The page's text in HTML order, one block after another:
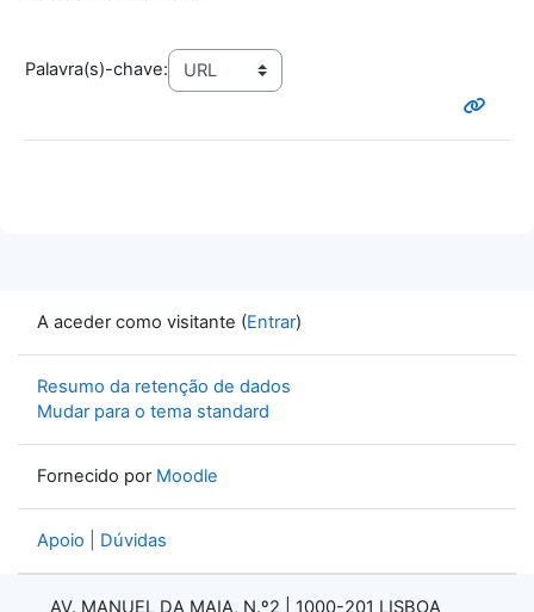
Palavra(s)-chave:
A aceder como visitante (Entrar)
Resumo da retenção de dados
Mudar para o tema standard
Fornecido por Moodle
Apoio | Dúvidas
AV. MANUEL DA MAIA, N.º2 | 1000-201 LISBOA